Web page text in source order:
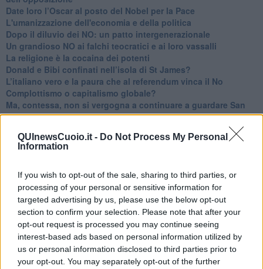
QUInewsCuoio.it - Do Not Process My Personal
Information
If you wish to opt-out of the sale, sharing to third parties, or
processing of your personal or sensitive information for
targeted advertising by us, please use the below opt-out
section to confirm your selection. Please note that after your
opt-out request is processed you may continue seeing
interest-based ads based on personal information utilized by
us or personal information disclosed to third parties prior to
your opt-out. You may separately opt-out of the further
​Date loro l’Oscar al posto del Nobel per la Pace
L'umanizzazione dell'economia e della politica
​Dopo il diluvio dei NO: un patto intergenerazionale
​Un grandioso NO ai falchi teocratici e ai loro vassalli
La religione è la cocaina dei potenti
Donald e Bibi confinati nell’isola di St James?
L’italiano vero e la paura che al referendum vinca il No
​Complottismo o capitalismo globale?
​Ma, contessa, non si vergogna a continuare a guardare San
Scemo?
​Io non mi fiderei di chi promuove o consuma i riti collettivi
Esportazioni Usa: da democrazia a guerra civile
​I vestiti nuovi degli imperatori baltici
​Il Wild West di Trump
​La depressione infantile di Roger Waters e la propaganda di
guerra"
​La disinformazione climatica veicolata dai media
Senza una Retta Visione l’Uomo è un automa
​La propaganda bellica nostrana vs l’hasbarà dei sionisti
​La cleptocrazia e lo studio sociologico della propaganda di
guerra